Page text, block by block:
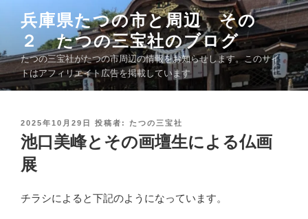
ン
ツ
へ
兵庫県たつの市と周辺 その
２ たつの三宝社のブログ
たつの三宝社がたつの市周辺の情報をお知らせします。このサイ
トはアフィリエイト広告を掲載しています
投
稿
日
:
2025年10月29日 投稿者: たつの三宝社
池口美峰とその画壇生による仏画
展
チラシによると下記のようになっています。